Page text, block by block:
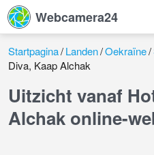
Webcamera24
Startpagina Landen Oekraïne
Diva, Kaap Alchak
Uitzicht vanaf
Alchak online-